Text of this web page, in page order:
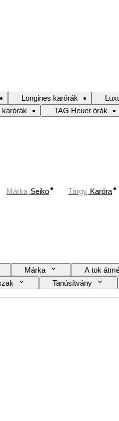
Longines karórák
karórák TAG Heuer órák
Márka Seiko Tárgy Karóra
Márka A tok
Tanúsítvány
Power Reserve